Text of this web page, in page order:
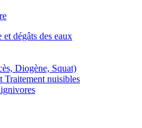
dégâts des eaux
Diogène, Squat)
Traitement nuisibles